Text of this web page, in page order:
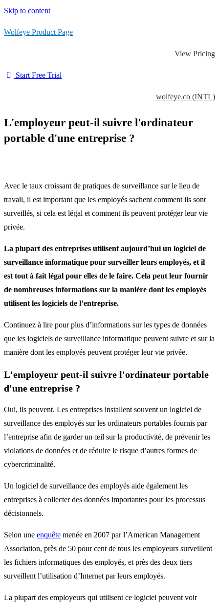
Skip to content
Wolfeye Product Page
View Pricing
Start Free Trial
wolfeye.co (INTL)
L'employeur peut-il suivre l'ordinateur
portable d'une entreprise ?
Avec le taux croissant de pratiques de surveillance sur le lieu de
travail, il est important que les employés sachent comment ils sont
surveillés, si cela est légal et comment ils peuvent protéger leur vie
privée.
La plupart des entreprises utilisent aujourd’hui un logiciel de
surveillance informatique pour surveiller leurs employés, et il
est tout à fait légal pour elles de le faire. Cela peut leur fournir
de nombreuses informations sur la manière dont les employés
utilisent les logiciels de l’entreprise.
Continuez à lire pour plus d’informations sur les types de données
que les logiciels de surveillance informatique peuvent suivre et sur la
manière dont les employés peuvent protéger leur vie privée.
L'employeur peut-il suivre l'ordinateur portable
d'une entreprise ?
Oui, ils peuvent. Les entreprises installent souvent un logiciel de
surveillance des employés sur les ordinateurs portables fournis par
l’entreprise afin de garder un œil sur la productivité, de prévenir les
violations de données et de réduire le risque d’autres formes de
cybercriminalité.
Un logiciel de surveillance des employés aide également les
entreprises à collecter des données importantes pour les processus
décisionnels.
Selon une enquête menée en 2007 par l’American Management
Association, près de 50 pour cent de tous les employeurs surveillent
les fichiers informatiques des employés, et près des deux tiers
surveillent l’utilisation d’Internet par leurs employés.
La plupart des employeurs qui utilisent ce logiciel peuvent voir